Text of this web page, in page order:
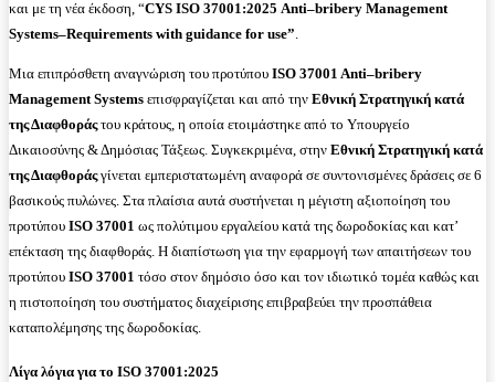
και με τη νέα έκδοση, “CYS ISO 37001:2025 Anti–bribery Management
Systems–Requirements with guidance for use”
Μια επιπρόσθετη αναγνώριση του προτύπου ISO 37001 Anti–bribery
Management Systems επισφραγίζεται και από την Εθνική Στρατηγική κατά
της Διαφθοράςτου κράτους, η οποία ετοιμάστηκε από το Υπουργείο
Δικαιοσύνης & Δημόσιας Τάξεως. Συγκεκριμένα, στην Εθνική Στρατηγική κατά
της Διαφθοράςγίνεται εμπεριστατωμένη αναφορά σε συντονισμένες δράσεις σε 6
βασικούς πυλώνες. Στα πλαίσια αυτά συστήνεται η μέγιστη αξιοποίηση του
προτύπου ISO 37001 ως πολύτιμου εργαλείου κατά της δωροδοκίας και κατ’
επέκταση της διαφθοράς. Η διαπίστωση για την εφαρμογή των απαιτήσεων του
προτύπου ISO 37001 τόσο στον δημόσιο όσο και τον ιδιωτικό τομέα καθώς και
η πιστοποίηση του συστήματος διαχείρισης επιβραβεύει την προσπάθεια
καταπολέμησης της δωροδοκίας.
Λίγα λόγια για το ISO 37001:2025